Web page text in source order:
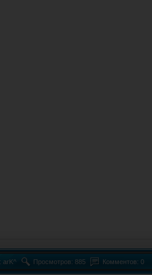
arK^ Просмотров: 885 Комментов: 0